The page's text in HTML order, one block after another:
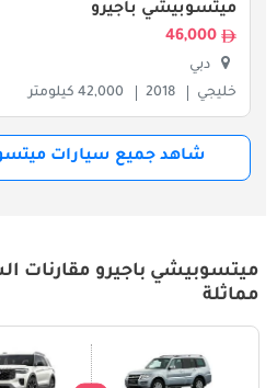
ميتسوبيشي باجيرو
46,000
دبي
خليجي
2018 42,000 كيلومتر
شاهد جميع سيارات
ميتسوبيشي باجيرو مقارنات
مماثلة